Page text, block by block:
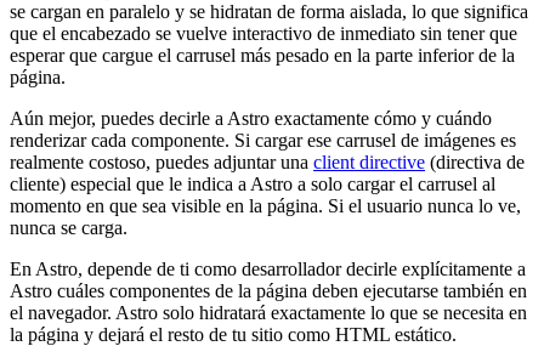
se cargan en paralelo y se hidratan de forma aislada, lo que significa
que el encabezado se vuelve interactivo de inmediato sin tener que
esperar que cargue el carrusel más pesado en la parte inferior de la
página.
Aún mejor, puedes decirle a Astro exactamente cómo y cuándo
renderizar cada componente. Si cargar ese carrusel de imágenes es
realmente costoso, puedes adjuntar una client directive (directiva de
cliente) especial que le indica a Astro a solo cargar el carrusel al
momento en que sea visible en la página. Si el usuario nunca lo ve,
nunca se carga.
En Astro, depende de ti como desarrollador decirle explícitamente a
Astro cuáles componentes de la página deben ejecutarse también en
el navegador. Astro solo hidratará exactamente lo que se necesita en
la página y dejará el resto de tu sitio como HTML estático.